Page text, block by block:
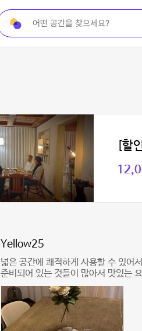
[할
Yellow25
넓은 공간에 쾌적하게 사용할 수 있어
준비되어 있는 것들이 많아서 맛있는